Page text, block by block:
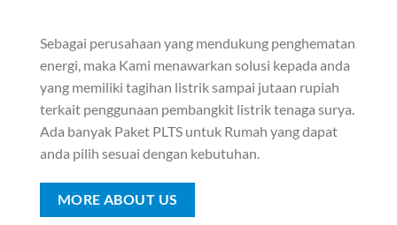
Sebagai perusahaan yang mendukung penghematan
energi, maka Kami menawarkan solusi kepada anda
yang memiliki tagihan listrik sampai jutaan rupiah
terkait penggunaan pembangkit listrik tenaga surya.
Ada banyak Paket PLTS untuk Rumah yang dapat
anda pilih sesuai dengan kebutuhan.
MORE ABOUT US